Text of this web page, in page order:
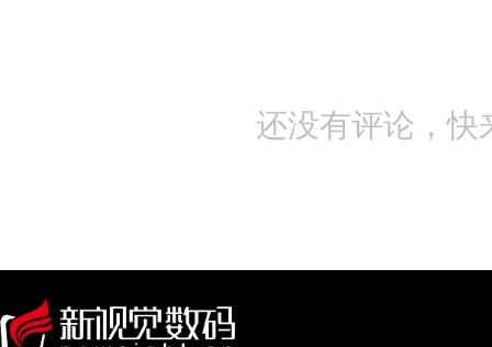
还没有评论，快